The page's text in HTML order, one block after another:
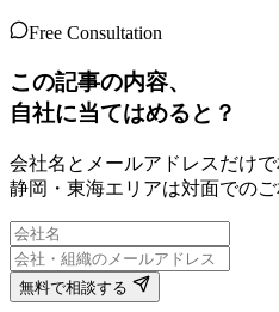
Free Consultation
この記事の内容、
自社に当てはめると？
会社名とメールアドレスだけで
静岡・東海エリアは対面でのご
無料で相談する